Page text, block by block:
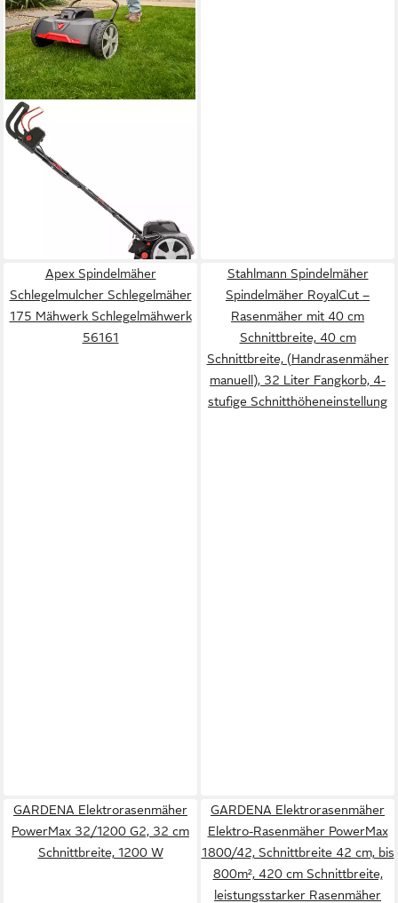
AL-KO
Spindelmäher Razor Cut 38.6
Li HM Comfort SET, 38 cm
Schnittbreite, (1x Akku (4,0
Ah/2,0 Ah) und Ladegerät
lieferbar - in 2-3 Werktagen bei dir
Apex Spindelmäher
Schlegelmulcher Schlegelmäher
175 Mähwerk Schlegelmähwerk
56161
Stahlmann Spindelmäher
Spindelmäher RoyalCut –
Rasenmäher mit 40 cm
Schnittbreite, 40 cm
Schnittbreite, (Handrasenmäher
manuell), 32 Liter Fangkorb, 4-
stufige Schnitthöheneinstellung
GARDENA Elektrorasenmäher
PowerMax 32/1200 G2, 32 cm
Schnittbreite, 1200 W
GARDENA Elektrorasenmäher
Elektro-Rasenmäher PowerMax
1800/42, Schnittbreite 42 cm, bis
800m², 420 cm Schnittbreite,
leistungsstarker Rasenmäher